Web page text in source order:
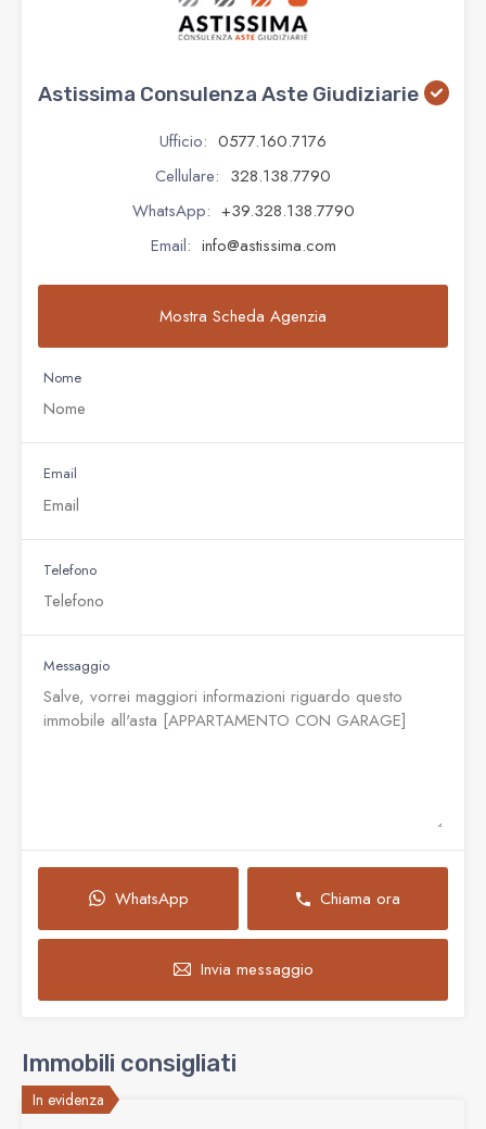
Astissima Consulenza Aste Giudiziarie
Ufficio: 0577.160.7176
Cellulare: 328.138.7790
WhatsApp: +39.328.138.7790
Email: info@astissima.com
Mostra Scheda Agenzia
Nome
Email
Telefono
Messaggio
WhatsApp Chiama ora
Invia messaggio
Immobili consigliati
In evidenza